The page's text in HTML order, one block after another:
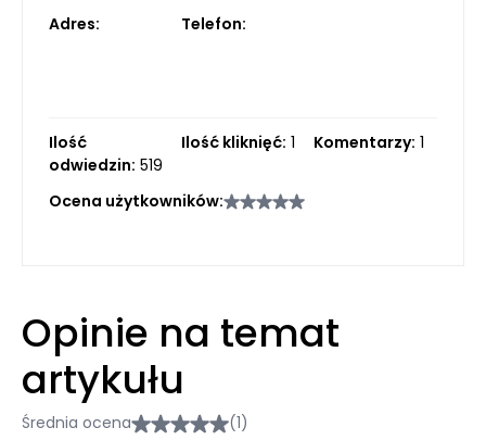
Adres: Telefon:
Ilość
odwiedzin: 519
Ilość kliknięć: 1 Komentarzy: 1
Ocena użytkowników:
Opinie na temat
artykułu
Średnia ocena (1)